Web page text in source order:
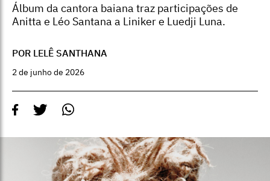
Álbum da cantora baiana traz participações de
Anitta e Léo Santana a Liniker e Luedji Luna.
POR LELÊ SANTHANA
2 de junho de 2026